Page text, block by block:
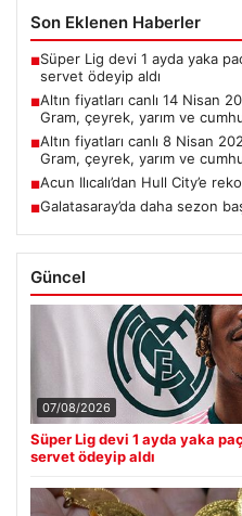
Son Eklenen Haberler
■Süper Lig devi 1 ayda yaka
servet ödeyip aldı
■Altın fiyatları canlı 14 Nisan
Gram, çeyrek, yarım ve
■Altın fiyatları canlı 8 Nisan
Gram, çeyrek, yarım ve
■Acun Ilıcalı’dan Hull City’e
■Galatasaray’da daha sezon
Güncel
07/08/2026
Süper Lig devi 1 ayda yaka
servet ödeyip aldı